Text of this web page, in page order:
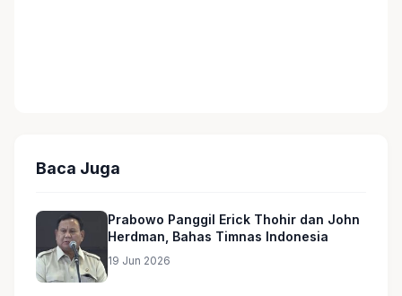
Baca Juga
Prabowo Panggil Erick Thohir dan John
Herdman, Bahas Timnas Indonesia
19 Jun 2026